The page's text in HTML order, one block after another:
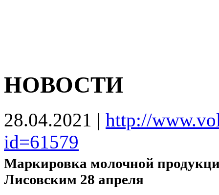
НОВОСТИ
28.04.2021 | http://
id=61579
Маркировка молочной
Лисовским 28 апреля